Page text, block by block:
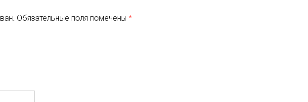
Обязательные поля помечены *